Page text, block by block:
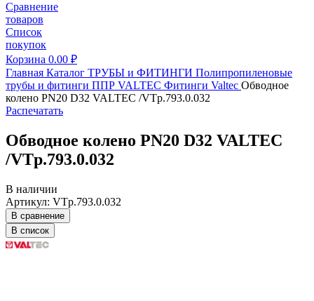
Сравнение
товаров
Список
покупок
Корзина 0.00 ₽
Главная Каталог ТРУБЫ и ФИТИНГИ Полипропиленовые
трубы и фитинги ППР VALTEC Фитинги Valtec Обводное
колено PN20 D32 VALTEC /VTp.793.0.032
Распечатать
Обводное колено PN20 D32 VALTEC
/VTp.793.0.032
В наличии
Артикул: VTp.793.0.032
В сравнение
В список